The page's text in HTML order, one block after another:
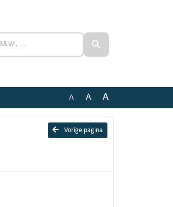
A A A
Vorige pagina